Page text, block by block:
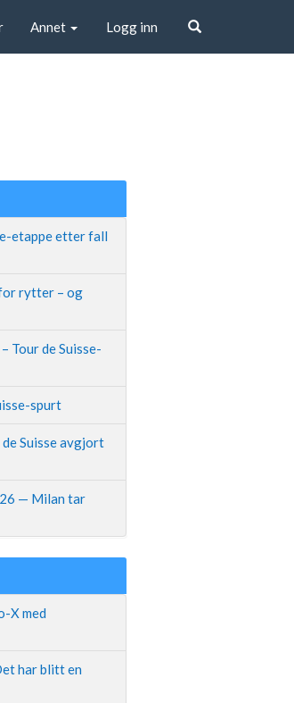
Annet Logg inn
etappe etter fall
rytter – og
Tour de Suisse-
spurt
Suisse avgjort
— Milan tar
X med
har blitt en